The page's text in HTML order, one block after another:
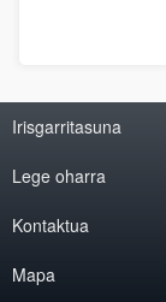
Irisgarritasuna
Lege oharra
Kontaktua
Mapa